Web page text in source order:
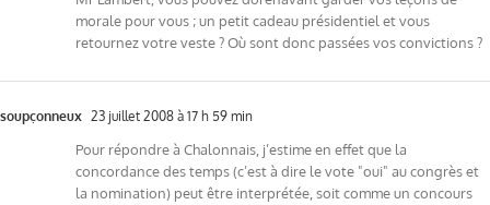
morale pour vous ; un petit cadeau présidentiel et vous
retournez votre veste ? Où sont donc passées vos convictions ?
soupçonneux 23 juillet 2008 à 17 h 59 min
Pour répondre à Chalonnais, j’estime en effet que la
concordance des temps (c’est à dire le vote "oui" au congrès et
la nomination) peut être interprétée, soit comme un concours